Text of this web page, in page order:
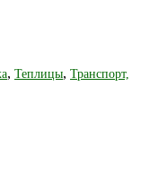
, Теплицы, Транспорт,